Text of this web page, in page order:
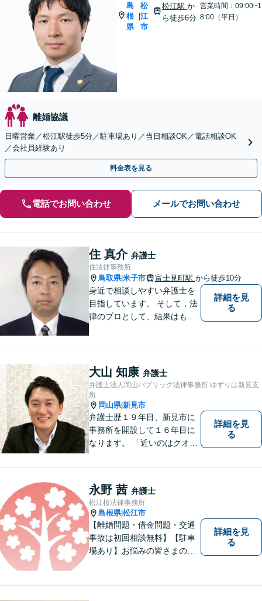
島
根
県
松
江
市
松江駅 か
ら徒歩6分
営業時間：09:00~1
8:00（平日）
離婚協議
日曜営業／松江駅徒歩5分／駐車場あり／当日相談OK／電話相談OK
／会社員経験あり
料金表を見る
電話でお問い合わせ メールでお問い合わせ
住 真介 弁護士
住法律事務所
鳥取県|米子市 富士見町駅 から徒歩10分
身近で相談しやすい弁護士を
目指しています。 そして，法
律のプロとして、結果はもち
依頼者様の心を理解し，寄り
添いながら問題い解決のサポ
ートを心がけています。
詳細を見
る
大山 知康 弁護士
弁護士法人岡山パブリック法律事務所 ゆずりは新見支
所
岡山県|新見市
弁護士歴１９年目、新見市に
事務所を開設して１６年目に
なります。 「近いのはクオリ
皆さまに距離的にも精神的に
も「近い」法律事務所となれ
るよう職員一同頑張っていま
す。 お気軽にお問い合わせく
ださい。
詳細を見
る
永野 茜 弁護士
松江桜法律事務所
島根県|松江市
【離婚問題・借金問題・交通
事故は初回相談無料】【駐車
場あり】お悩みの皆さまの気
いりたいと思います。丁寧な
詳細を見
る